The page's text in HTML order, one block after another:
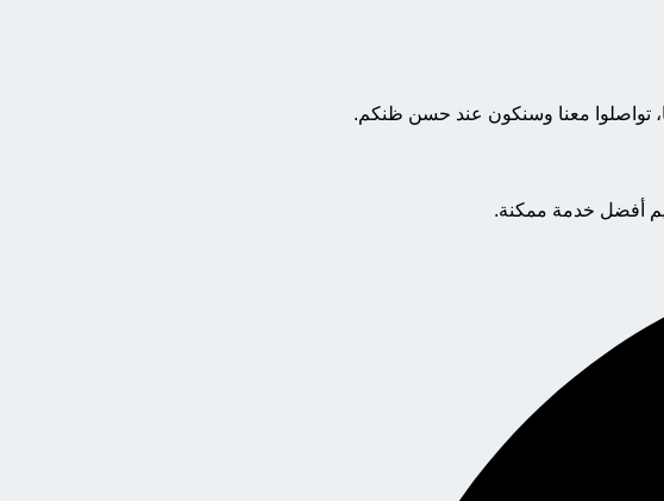
تواصلوا معنا وسنكون عند حسن ظنكم.
أفضل خدمة ممكنة.